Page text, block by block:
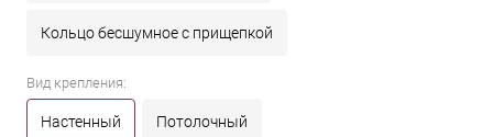
Кольцо бесшумное с прищепкой
Вид крепления:
Настенный Потолочный